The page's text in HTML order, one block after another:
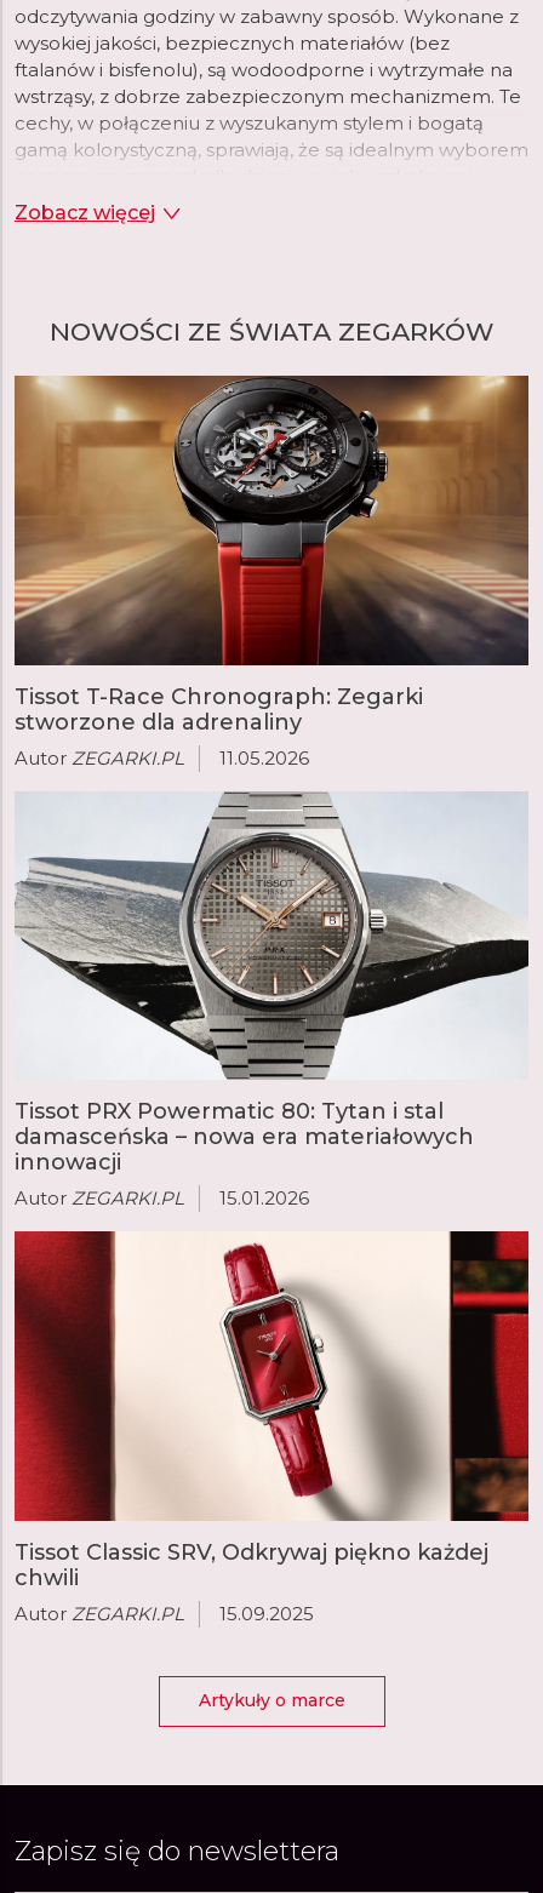
odczytywania godziny w zabawny sposób. Wykonane z
wysokiej jakości, bezpiecznych materiałów (bez
ftalanów i bisfenolu), są wodoodporne i wytrzymałe na
wstrząsy, z dobrze zabezpieczonym mechanizmem. Te
cechy, w połączeniu z wyszukanym stylem i bogatą
gamą kolorystyczną, sprawiają, że są idealnym wyborem
przedszkolnym.
przede wszystkim o dzieciach. Zegarki wytrzymują
porysowane, rysy można wypolerować w
autoryzowanym centrum serwisowym. Zegarki można
prać w pralce w delikatnym programie w temperaturze
40°C, zalecając zawinięcie ich w tekstylny woreczek, aby
uniknąć zarysowań.
Flik Flak wspiera ochronę środowiska, produkując
opaski tekstylne z pustych butelek PET oraz tworząc
etui i sprzączki z innowacyjnego materiału
pochodzącego ze źródeł biologicznych, takich jak
ziarna rycynowe.
Zobacz więcej
NOWOŚCI ZE ŚWIATA ZEGARKÓW
Tissot T-Race Chronograph: Zegarki
stworzone dla adrenaliny
Autor ZEGARKI.PL 11.05.2026
Tissot PRX Powermatic 80: Tytan i stal
damasceńska – nowa era materiałowych
innowacji
Autor ZEGARKI.PL 15.01.2026
Tissot Classic SRV, Odkrywaj piękno każdej
chwili
Autor ZEGARKI.PL 15.09.2025
Artykuły o marce
Zapisz się do newslettera